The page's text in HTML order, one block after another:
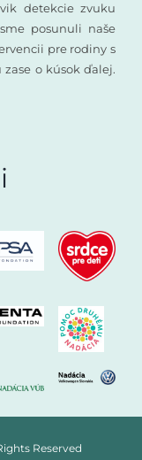
detekcie zvuku
sme posunuli naše
pre rodiny s
o kúsok ďalej.
Reserved